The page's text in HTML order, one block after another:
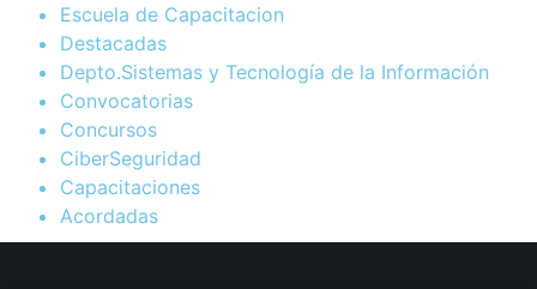
Escuela de Capacitacion
Destacadas
Depto.Sistemas y Tecnología de la Información
Convocatorias
Concursos
CiberSeguridad
Capacitaciones
Acordadas